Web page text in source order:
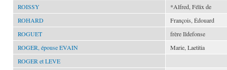
ROISSY
*Alfred, Félix de
ROHARD
François, Édouard
ROGUET
frère Ildefonse
ROGER, épouse EVAIN
Marie, Laetitia
ROGER et LEVE